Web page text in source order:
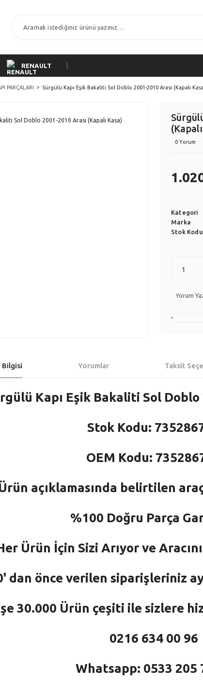
RENAULT
PARÇALARI Sürgülü Kapı Eşik Bakaliti Sol Doblo 2001-2010 Arası (Kapalı
0 Yorum
Kategori
Marka
Stok Kodu
Yorum
Bilgisi Yorumlar Taksit
Kapı Eşik Bakaliti Sol Doblo
Stok Kodu:
OEM Kodu:
açıklamasında belirtilen
%100 Doğru Parça
Ürün İçin Sizi Arıyor ve
dan önce verilen siparişleriniz
30.000 Ürün çeşiti ile sizlere
0216 634 00 96
Whatsapp: 0533 205